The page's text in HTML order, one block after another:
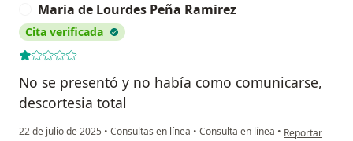
• Curso “Los niños y la investigación clínica” The Global
Health Network.
• Curso “Buenas prácticas clínicas de laboratorio” The
Global Health Network.
• Curso “GCP for Clinical Trials with Investigational
Drugs and Biologics (ICH Focus). 1 - Basic Course.” CITI
PROGRAM. Expira. Jun/2024.
Maria de Lourdes Peña Ramirez
Cita verificada
No se presentó y no había como comunicarse,
descortesia total
22 de julio de 2025 • Consultas en línea • Consulta en línea • en opinión del
Reportar